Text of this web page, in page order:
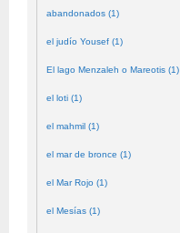
abandonados (1)
el judío Yousef (1)
El lago Menzaleh o Mareotis (1)
el loti (1)
el mahmil (1)
el mar de bronce (1)
el Mar Rojo (1)
el Mesías (1)